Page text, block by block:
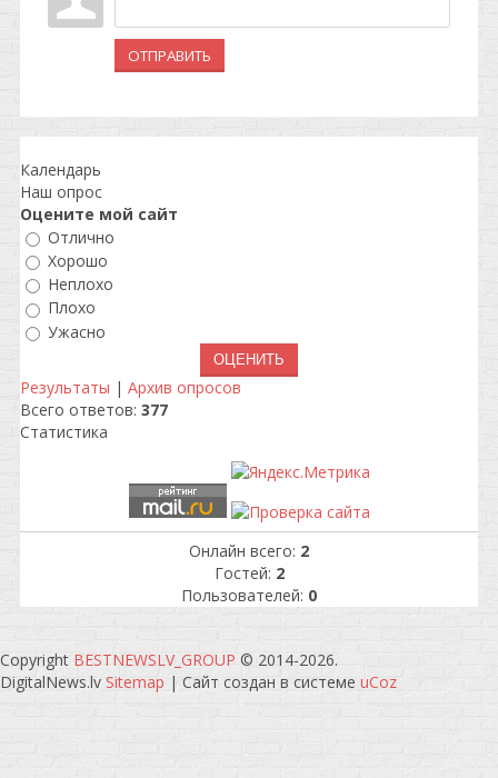
ОТПРАВИТЬ
Календарь
Наш опрос
Оцените мой сайт
Отлично
Хорошо
Неплохо
Плохо
Ужасно
Результаты | Архив опросов
Всего ответов: 377
Статистика
Онлайн всего: 2
Гостей: 2
Пользователей: 0
Copyright BESTNEWSLV_GROUP © 2014-2026.
DigitalNews.lv Sitemap | Сайт создан в системе uCoz